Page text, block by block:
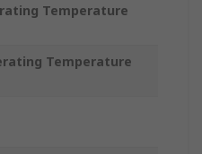
Temperature
Temperature